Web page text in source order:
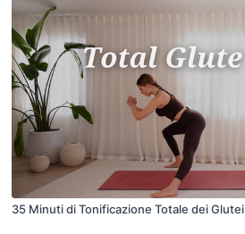
35 Minuti di Tonificazione Totale dei Glutei